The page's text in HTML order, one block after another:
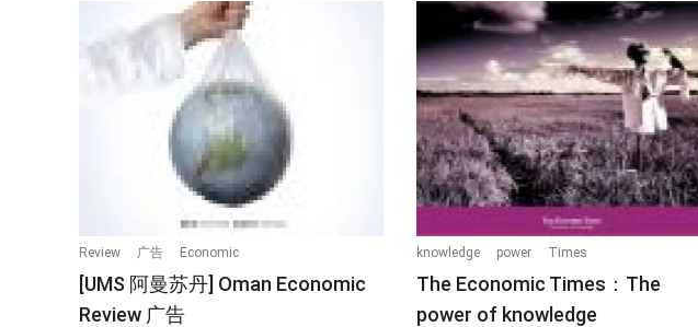
Review 广告 Economic
[UMS 阿曼苏丹] Oman Economic
Review 广告
knowledge power Times
The Economic Times：The
power of knowledge